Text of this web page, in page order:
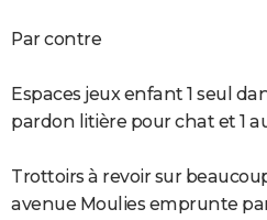
Par contre
Espaces jeux enfant 1 seul
pardon litière pour chat et 1
Trottoirs à revoir sur
avenue Moulies emprunte